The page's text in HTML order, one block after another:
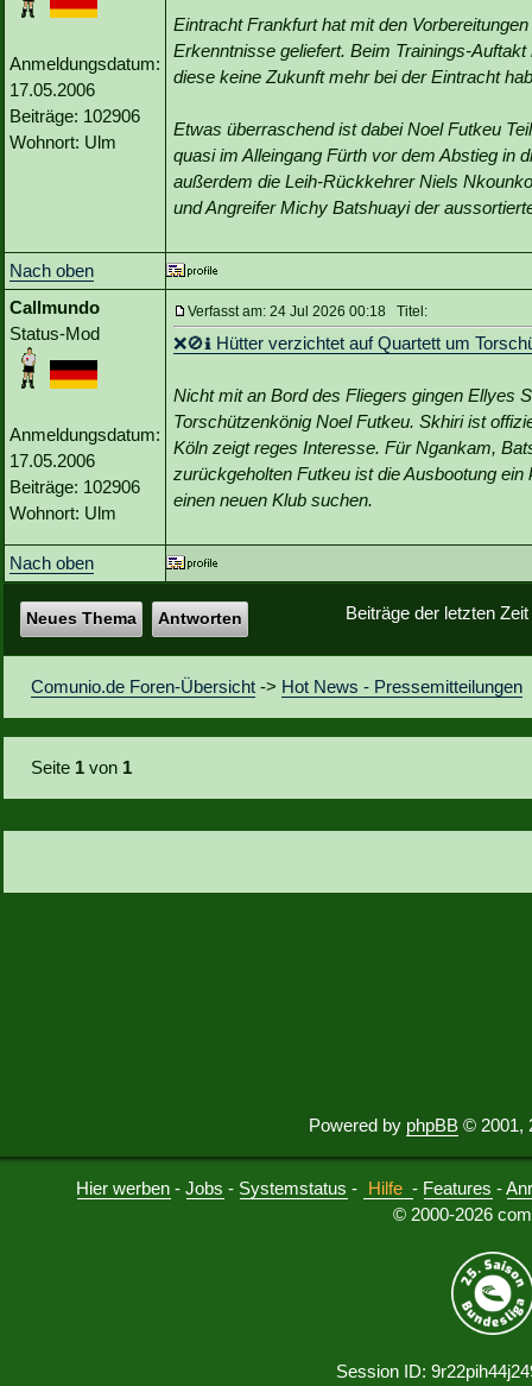
Anmeldungsdatum:
17.05.2006
Beiträge: 102906
Wohnort: Ulm
Eintracht Frankfurt hat mit den
Erkenntnisse geliefert. Beim Trainings-
diese keine Zukunft mehr bei der Eintracht
Etwas überraschend ist dabei Noel Futkeu
quasi im Alleingang Fürth vor dem Abstieg in
außerdem die Leih-Rückkehrer Niels
und Angreifer Michy Batshuayi der
Nach oben
Callmundo
Status-Mod
Anmeldungsdatum:
17.05.2006
Beiträge: 102906
Wohnort: Ulm
Verfasst am: 24 Jul 2026 00:18 Titel:
❌🚫ℹ️ Hütter verzichtet auf Quartett um
Nicht mit an Bord des Fliegers gingen Ellyes
Torschützenkönig Noel Futkeu. Skhiri ist
Köln zeigt reges Interesse. Für Ngankam,
zurückgeholten Futkeu ist die Ausbootung
einen neuen Klub suchen.
Nach oben
Beiträge der letzten
Neues Thema Antworten
Comunio.de Foren-Übersicht -> Hot News - Pressemitteilungen
Seite 1 von 1
Powered by phpBB © 2001,
Hier werben -Jobs - Systemstatus - Hilfe - Features -
© 2000-2026
Session ID: